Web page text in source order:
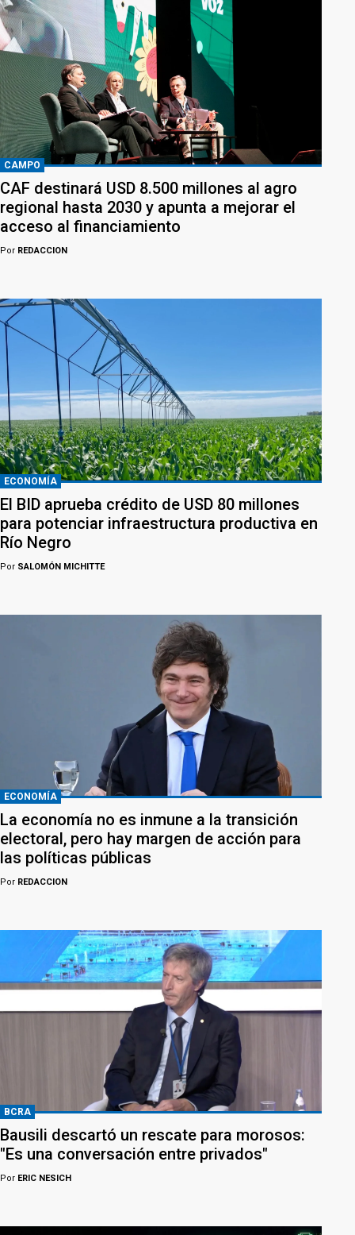
CAMPO
CAF destinará USD 8.500 millones al agro
regional hasta 2030 y apunta a mejorar el
acceso al financiamiento
Por REDACCION
ECONOMÍA
El BID aprueba crédito de USD 80 millones
para potenciar infraestructura productiva en
Río Negro
Por SALOMÓN MICHITTE
ECONOMÍA
La economía no es inmune a la transición
electoral, pero hay margen de acción para
las políticas públicas
Por REDACCION
BCRA
Bausili descartó un rescate para morosos:
"Es una conversación entre privados"
Por ERIC NESICH